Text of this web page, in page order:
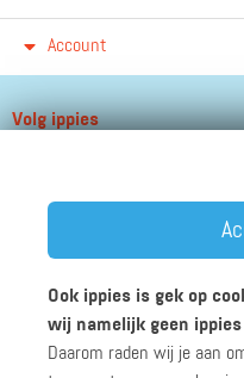
Account
Volg ippies
Ook ippies is gek op
wij namelijk geen
Daarom raden wij je aan